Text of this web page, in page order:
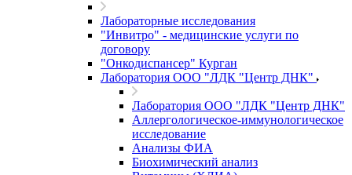
Лабораторные исследования
"Инвитро" - медицинские услуги по
договору
"Онкодиспансер" Курган
Лаборатория ООО "ЛДК "Центр ДНК"
Лаборатория ООО "ЛДК "Центр ДНК"
Аллергологическое-иммунологическое
исследование
Анализы ФИА
Биохимический анализ